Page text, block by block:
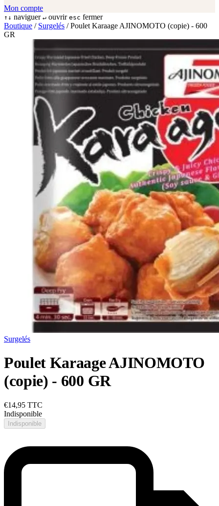
Mon compte
↑↓ naviguer ↵ ouvrir esc fermer
Boutique / Surgelés / Poulet Karaage AJINOMOTO (copie) - 600
GR
Surgelés
Poulet Karaage AJINOMOTO
(copie) - 600 GR
€14,95 TTC
Indisponible
Indisponible